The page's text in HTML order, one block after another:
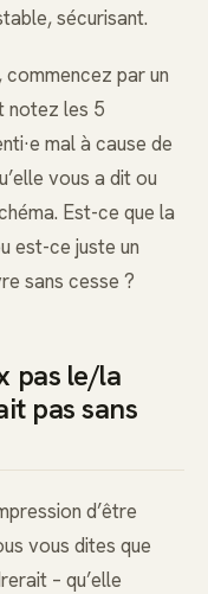
sécurisant.
par un
notez les 5
mal à cause de
vous a dit ou
Est-ce que la
est-ce juste un
sans cesse ?
pas le/la
pas sans
d’être
vous dites que
– qu’elle